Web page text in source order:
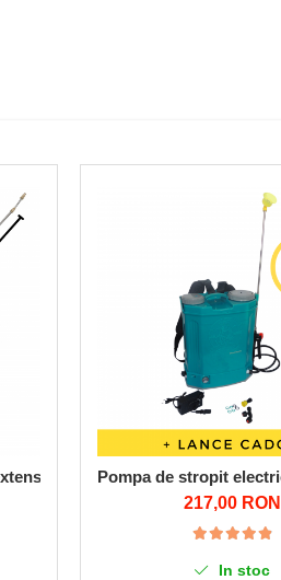
pentru stropit pomi,
Pompa de stropit
217,00 RON
In stoc